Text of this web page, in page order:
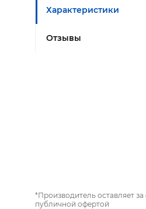
Характеристики
Отзывы
*Производитель оставляет
публичной офертой